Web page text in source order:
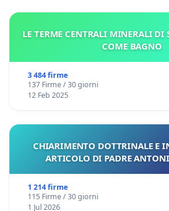
LE TERME CENTRALI MINERALI DI
COME BAGNO
3 484 firme
137 Firme / 30 giorni
12 Feb 2025
CHIARIMENTO DOTTRINALE E
ARTICOLO DI PADRE
1 214 firme
115 Firme / 30 giorni
1 Jul 2026